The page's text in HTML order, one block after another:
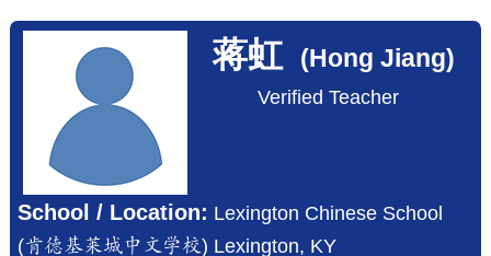
蒋虹 (Hong Jiang)
Verified Teacher
School / Location: Lexington Chinese School
(肯德基莱城中文学校) Lexington, KY